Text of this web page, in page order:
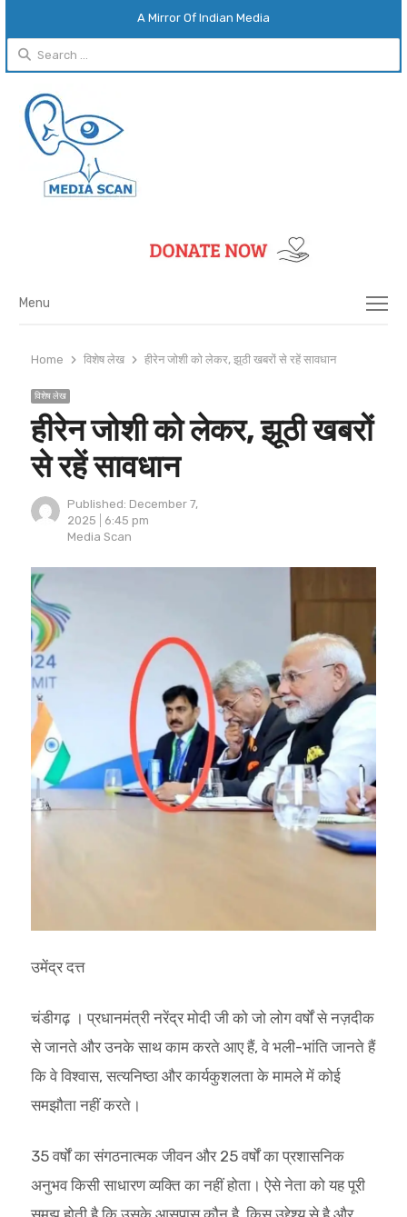
A Mirror Of Indian Media
Search
for:
Menu
Menu
Home विशेष लेख हीरेन जोशी को लेकर, झूठी खबरों से रहें सावधान
विशेष लेख
हीरेन जोशी को लेकर, झूठी खबरों
से रहें सावधान
Published: December 7,
2025
6:45 pm
Author
Media Scan
उमेंद्र दत्त
चंडीगढ़ । प्रधानमंत्री नरेंद्र मोदी जी को जो लोग वर्षों से नज़दीक
से जानते और उनके साथ काम करते आए हैं, वे भली-भांति जानते हैं
कि वे विश्वास, सत्यनिष्ठा और कार्यकुशलता के मामले में कोई
समझौता नहीं करते।
35 वर्षों का संगठनात्मक जीवन और 25 वर्षों का प्रशासनिक
अनुभव किसी साधारण व्यक्ति का नहीं होता। ऐसे नेता को यह पूरी